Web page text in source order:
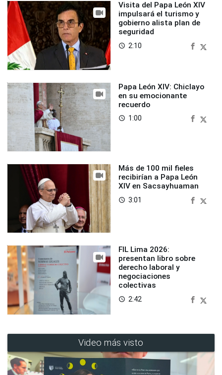
Visita del Papa León XIV
impulsará el turismo y
gobierno alista plan de
seguridad
access_time 2:10
Papa León XIV: Chiclayo
en su emocionante
recuerdo
access_time 1:00
Más de 100 mil fieles
recibirían a Papa León
XIV en Sacsayhuaman
access_time 3:01
FIL Lima 2026:
presentan libro sobre
derecho laboral y
negociaciones
colectivas
access_time 2:42
Video más visto